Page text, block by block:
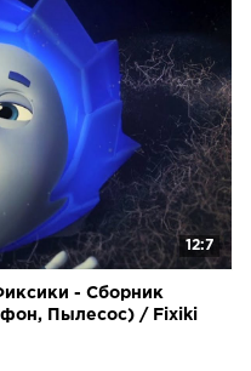
12:7
- Сборник
Пылесос) / Fixiki